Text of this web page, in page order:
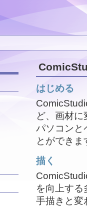
はじめる
ど、画材
パソコンと
とができま
描く
を向上する
手描きと変